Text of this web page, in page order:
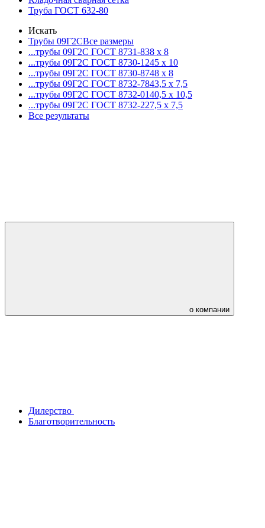
Труба ГОСТ 632-80
Искать
Трубы 09Г2СВсе размеры
...трубы 09Г2С ГОСТ 8731-838 x 8
...трубы 09Г2С ГОСТ 8730-1245 x 10
...трубы 09Г2С ГОСТ 8730-8748 x 8
...трубы 09Г2С ГОСТ 8732-7843,5 x 7,5
...трубы 09Г2С ГОСТ 8732-0140,5 x 10,5
...трубы 09Г2С ГОСТ 8732-227,5 x 7,5
Все результаты
о компании
Дилерство
Благотворительность